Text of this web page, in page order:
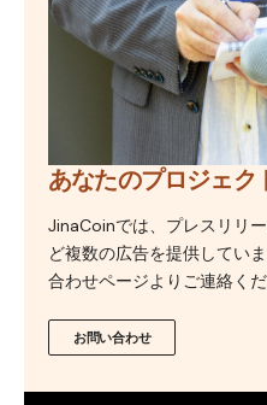
あなたのプロジェク
JinaCoinでは、プレスリリ
ど複数の広告を提供してい
合わせページよりご連絡くだ
お問い合わせ